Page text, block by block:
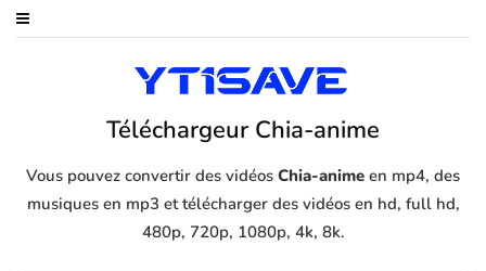
Téléchargeur Chia-anime
Vous pouvez convertir des vidéos Chia-anime en mp4, des
musiques en mp3 et télécharger des vidéos en hd, full hd,
480p, 720p, 1080p, 4k, 8k.